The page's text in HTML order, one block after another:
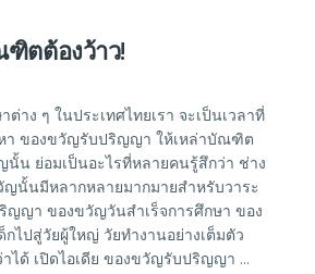
ตต้องว้าว!
ง ๆ ในประเทศไทยเรา จะเป็นเวลาที่
หา ของขวัญรับปริญญา ให้เหล่าบัณฑิต
ย่อมเป็นอะไรที่หลายคนรู้สึกว่า ช่าง
ญนั้นมีหลากหลายมากมายสำหรับวาระ
ญญา ของขวัญวันสำเร็จการศึกษา ของ
ไปสู่วัยผู้ใหญ่ วัยทำงานอย่างเต็มตัว
ได้ เปิดไอเดีย ของขวัญรับปริญญา ...